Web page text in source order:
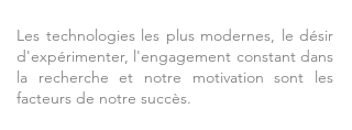
Les technologies les plus modernes, le désir
d'expérimenter, l'engagement constant dans
la recherche et notre motivation sont les
facteurs de notre succès.